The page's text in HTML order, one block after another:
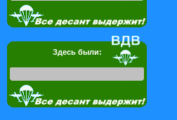
Здесь были: